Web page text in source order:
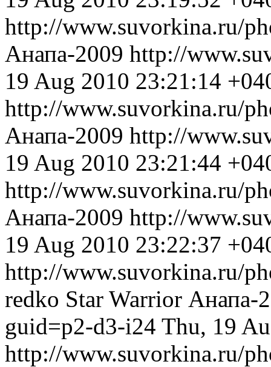
http://www.suvorkina.ru/
Анапа-2009 http://
19 Aug 2010 23:21:14
http://www.suvorkina.ru/
Анапа-2009 http://
19 Aug 2010 23:21:44
http://www.suvorkina.ru/
Анапа-2009 http://
19 Aug 2010 23:22:37
http://www.suvorkina.ru/
redko Star Warrior Анапа-
guid=p2-d3-i24 Thu, 19
http://www.suvorkina.ru/